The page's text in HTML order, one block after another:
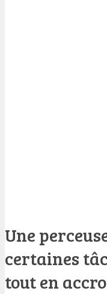
Une
certaines
tout en